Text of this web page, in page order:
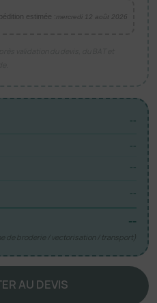
estimée :mercredi 12 août 2026
--
--
--
--
--
de broderie / vectorisation / transport)
AU DEVIS